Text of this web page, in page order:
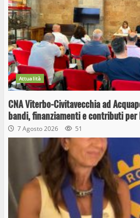
Attualità
CNA Viterbo-Civitavecchia ad
bandi, finanziamenti e contributi per
7 Agosto 2026 51